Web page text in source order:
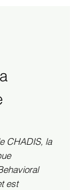
CHADIS, la
est